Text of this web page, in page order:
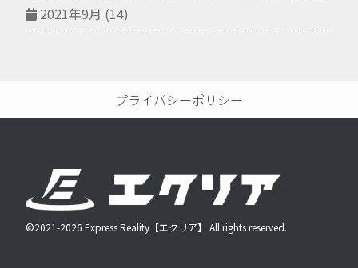
2021年9月 (14)
プライバシーポリシー
©2021-2026 Express Reality【エクリア】 All rights reserved.